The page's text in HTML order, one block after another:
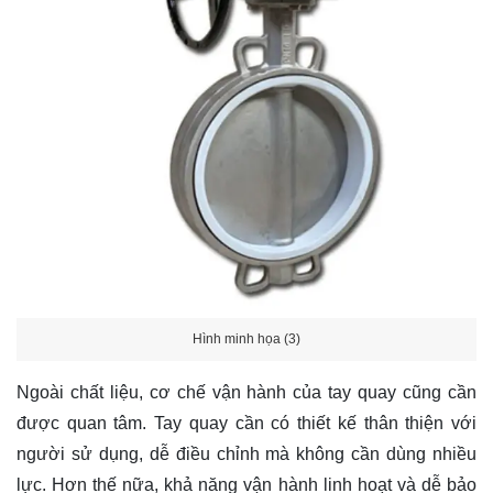
Hình minh họa (3)
Ngoài chất liệu, cơ chế vận hành của tay quay cũng cần
được quan tâm. Tay quay cần có thiết kế thân thiện với
người sử dụng, dễ điều chỉnh mà không cần dùng nhiều
lực. Hơn thế nữa, khả năng vận hành linh hoạt và dễ bảo